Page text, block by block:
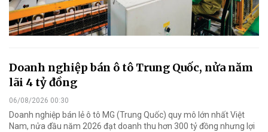
Doanh nghiệp bán ô tô Trung Quốc, nửa năm
lãi 4 tỷ đồng
06/08/2026 00:30
Doanh nghiệp bán lẻ ô tô MG (Trung Quốc) quy mô lớn nhất Việt
Nam, nửa đầu năm 2026 đạt doanh thu hơn 300 tỷ đồng nhưng lợi